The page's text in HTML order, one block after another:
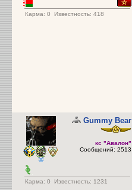
Карма: 0 Известность: 418
Gummy Bear
кс "Авалон"
Сообщений: 2513
Карма: 0 Известность: 1231